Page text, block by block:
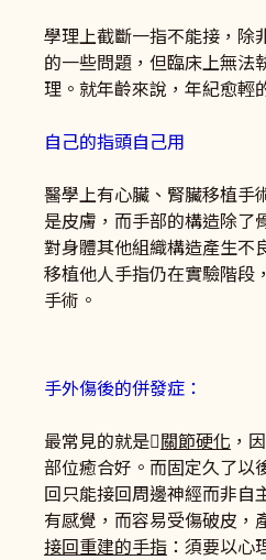
學理上截斷一指不能接，除
的一些問題，但臨床上無法
理。就年齡來說，年紀愈輕
自己的指頭自己用
醫學上有心臟、腎臟移植手
是皮膚，而手部的構造除了
對身體其他組織構造產生不
移植他人手指仍在實驗階段
手術。
手外傷後的併發症：
最常見的就是關節硬化 ，
部位癒合好。而固定久了以
回只能接回周邊神經而非自
有感覺，而容易受傷破皮，
接回重建的手指 ：須要以心